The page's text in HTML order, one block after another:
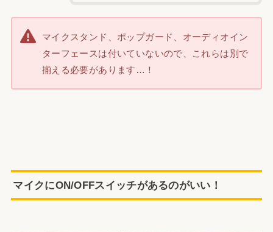
マイクスタンド、ポップガード、オーディオイン
ターフェースは付いていないので、これらは別で
揃える必要があります…！
マイクにON/OFFスイッチがあるのがいい！